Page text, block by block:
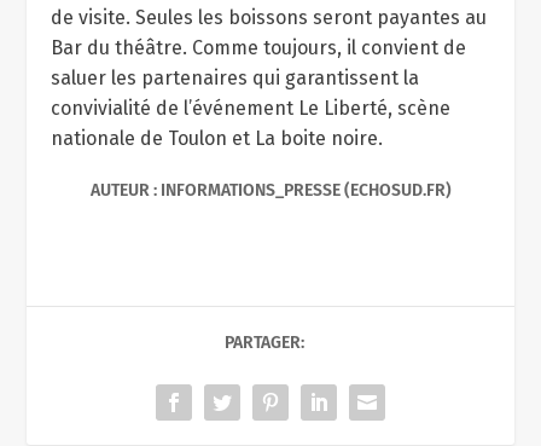
de visite. Seules les boissons seront payantes au
Bar du théâtre. Comme toujours, il convient de
saluer les partenaires qui garantissent la
convivialité de l’événement Le Liberté, scène
nationale de Toulon et La boite noire.
AUTEUR : INFORMATIONS_PRESSE (ECHOSUD.FR)
PARTAGER: